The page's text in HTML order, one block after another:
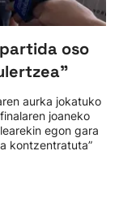
oso
aurka jokatuko
joaneko
egon gara
kontzentratuta”